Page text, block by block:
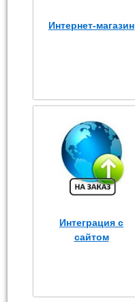
Интернет-магазин
Интеграция с
сайтом